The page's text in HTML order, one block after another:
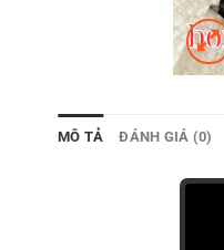
MÔ TẢ ĐÁNH GIÁ (0)